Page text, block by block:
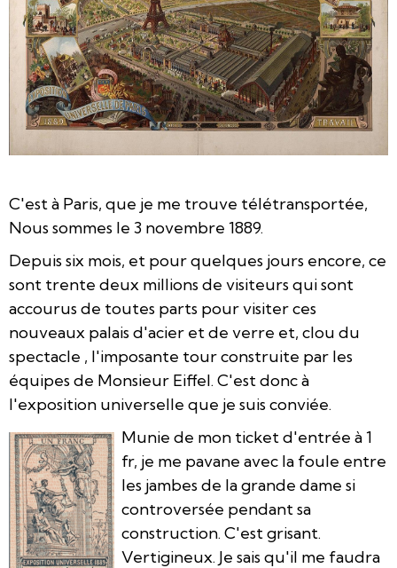
C'est à Paris, que je me trouve télétransportée,
Nous sommes le 3 novembre 1889.
Depuis six mois, et pour quelques jours encore, ce
sont trente deux millions de visiteurs qui sont
accourus de toutes parts pour visiter ces
nouveaux palais d'acier et de verre et, clou du
spectacle , l'imposante tour construite par les
équipes de Monsieur Eiffel. C'est donc à
l'exposition universelle que je suis conviée.
Munie de mon ticket d'entrée à 1
fr, je me pavane avec la foule entre
les jambes de la grande dame si
controversée pendant sa
construction. C'est grisant.
Vertigineux. Je sais qu'il me faudra